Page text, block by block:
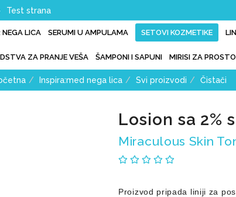
Test strana
NEGA LICA SERUMI U AMPULAMA SETOVI KOZMETIKE
ZA PRANJE VEŠA ŠAMPONI I SAPUNI MIRISI ZA
Inspira:med nega lica Svi proizvodi Čistači
Losion sa 2%
Miraculous Skin
Proizvod pripada liniji za